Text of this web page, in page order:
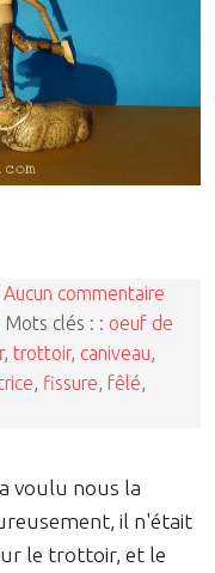
Aucun commentaire
Mots clés : : oeuf de
, trottoir, caniveau,
, fissure, fêlé,
voulu nous la
il n'était
le trottoir, et le